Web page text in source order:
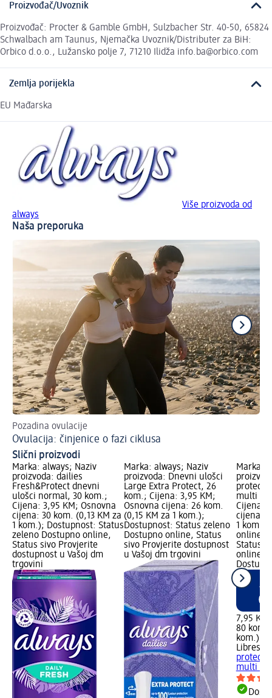
Proizvođač/Uvoznik
Proizvođač: Procter & Gamble GmbH, Sulzbacher Str. 40-50, 65824
Schwalbach am Taunus, Njemačka Uvoznik/Distributer za BiH:
Orbico d.o.o., Lužansko polje 7, 71210 Ilidža info.ba@orbico.com
Zemlja porijekla
EU Mađarska
Više proizvoda od
always
Naša preporuka
Pozadina ovulacije
Ovulacija: činjenice o fazi ciklusa
Slični proizvodi
Marka: always; Naziv
proizvoda: dailies
Fresh&Protect dnevni
ulošci normal, 30 kom.;
Cijena: 3,95 KM; Osnovna
cijena: 30 kom. (0,13 KM za
1 kom.); Dostupnost: Status
zeleno Dostupno online,
Status sivo Provjerite
dostupnost u Vašoj dm
trgovini
Marka: always; Naziv
proizvoda: Dnevni ulošci
Large Extra Protect, 26
kom.; Cijena: 3,95 KM;
Osnovna cijena: 26 kom.
(0,15 KM za 1 kom.);
Dostupnost: Status zeleno
Dostupno online, Status
sivo Provjerite dostupnost
u Vašoj dm trgovini
Marka:
protect
multi
Cijena:
cijena:
1 kom.);
online
Status
online,
7,95 KM
80 kom.
kom.)
Libresse
protect
multi